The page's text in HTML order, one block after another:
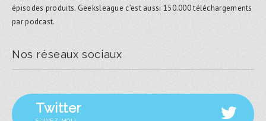
épisodes produits. Geeksleague c’est aussi 150.000 téléchargements
par podcast.
Nos réseaux sociaux
Twitter